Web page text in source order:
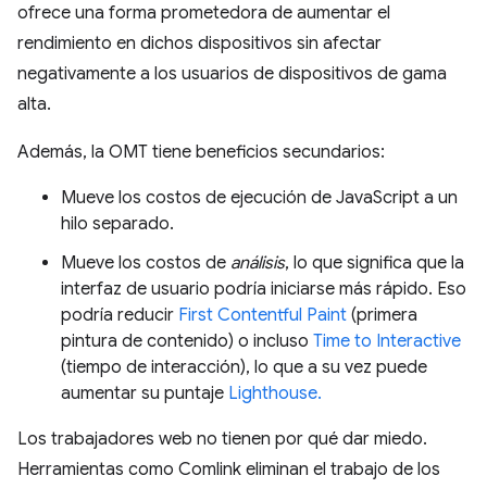
ofrece una forma prometedora de aumentar el
rendimiento en dichos dispositivos sin afectar
negativamente a los usuarios de dispositivos de gama
alta.
Además, la OMT tiene beneficios secundarios:
Mueve los costos de ejecución de JavaScript a un
hilo separado.
Mueve los costos de análisis, lo que significa que la
interfaz de usuario podría iniciarse más rápido. Eso
podría reducir First Contentful Paint (primera
pintura de contenido) o incluso Time to Interactive
(tiempo de interacción), lo que a su vez puede
aumentar su puntaje Lighthouse.
Los trabajadores web no tienen por qué dar miedo.
Herramientas como Comlink eliminan el trabajo de los